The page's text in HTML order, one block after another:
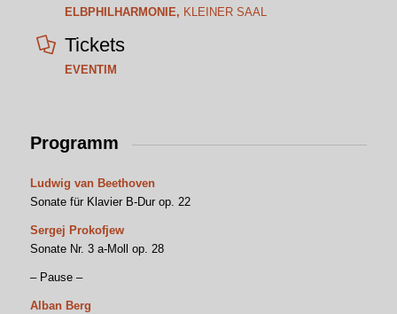
ELBPHILHARMONIE, KLEINER SAAL
Tickets
EVENTIM
Programm
Ludwig van Beethoven
Sonate für Klavier B-Dur op. 22
Sergej Prokofjew
Sonate Nr. 3 a-Moll op. 28
– Pause –
Alban Berg